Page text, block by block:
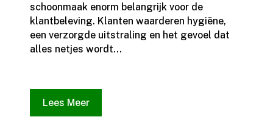
schoonmaak enorm belangrijk voor de
klantbeleving.​ Klanten waarderen hygiëne,
een verzorgde uitstraling en het gevoel dat
alles netjes wordt...
Lees Meer